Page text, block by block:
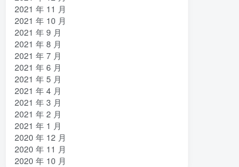
2021 年 11 月
2021 年 10 月
2021 年 9 月
2021 年 8 月
2021 年 7 月
2021 年 6 月
2021 年 5 月
2021 年 4 月
2021 年 3 月
2021 年 2 月
2021 年 1 月
2020 年 12 月
2020 年 11 月
2020 年 10 月